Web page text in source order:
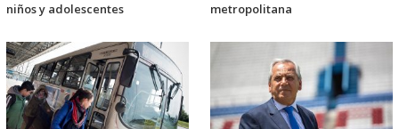
niños y adolescentes
metropolitana